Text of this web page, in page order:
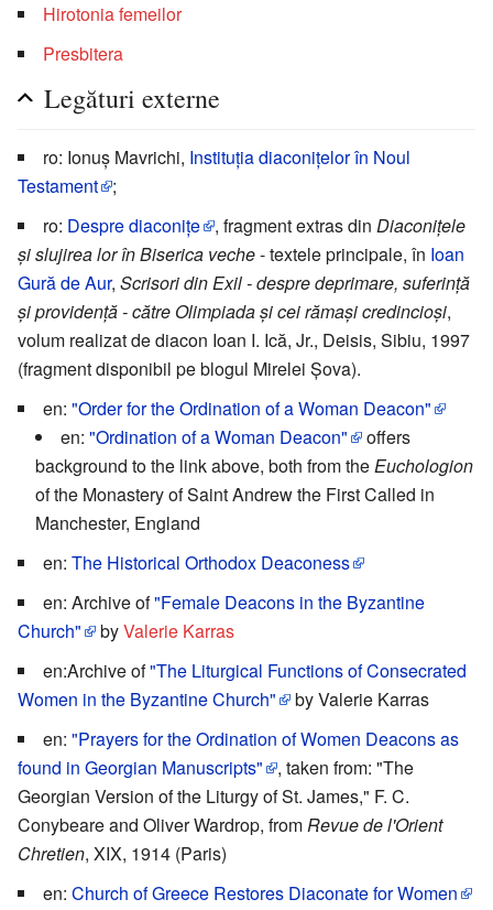
Hirotonia femeilor
Presbitera
Legături externe
ro: Ionuș Mavrichi, Instituția diaconițelor în Noul
Testament
;
ro: Despre diaconițe , fragment extras din Diaconițele
și slujirea lor în Biserica veche- textele principale, în Ioan
Gură de Aur, Scrisori din Exil - despre deprimare, suferință
și providență - către Olimpiada și cei rămași credincioși,
volum realizat de diacon Ioan I. Ică, Jr., Deisis, Sibiu, 1997
(fragment disponibil pe blogul Mirelei Șova).
en: "Order for the Ordination of a Woman Deacon"
en: "Ordination of a Woman Deacon"
offers
background to the link above, both from theEuchologion
of the Monastery of Saint Andrew the First Called in
Manchester, England
en: The Historical Orthodox Deaconess
en: Archive of"Female Deacons in the Byzantine
Church"
byValerie Karras
en:Archive of"The Liturgical Functions of Consecrated
Women in the Byzantine Church"
by Valerie Karras
en: "Prayers for the Ordination of Women Deacons as
found in Georgian Manuscripts"
, taken from: "The
Georgian Version of the Liturgy of St. James," F. C.
Conybeare and Oliver Wardrop, fromRevue de l'Orient
Chretien, XIX, 1914 (Paris)
en: Church of Greece Restores Diaconate for Women